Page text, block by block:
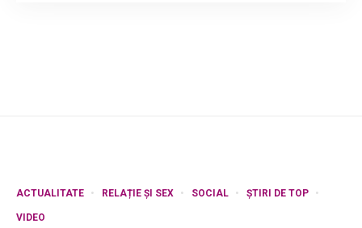
ACTUALITATE RELAȚIE ȘI SEX SOCIAL ȘTIRI DE TOP
VIDEO